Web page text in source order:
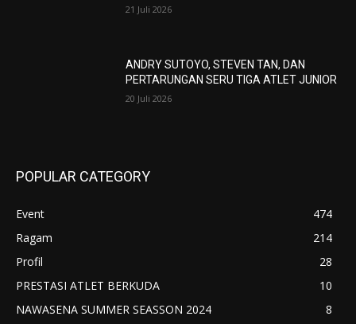
21 Juli 2026
ANDRY SUTOYO, STEVEN TAN, DAN
PERTARUNGAN SERU TIGA ATLET JUNIOR
20 Juli 2026
POPULAR CATEGORY
Event
474
Ragam
214
Profil
28
PRESTASI ATLET BERKUDA
10
NAWASENA SUMMER SEASSON 2024
8